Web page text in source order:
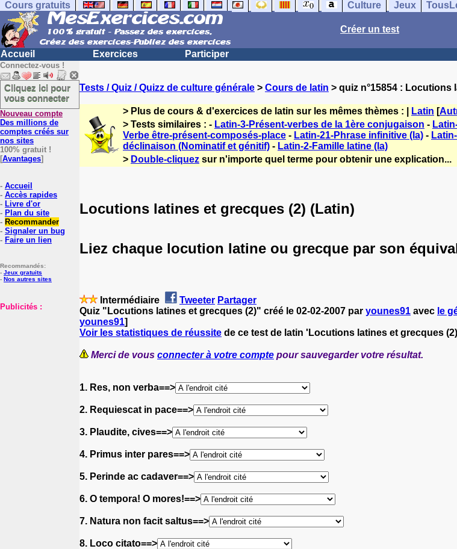
Cours gratuits Culture Jeux
Créer un test
Accueil Exercices Participer
Connectez-vous !
Cliquez ici pour
vous connecter
Nouveau compte
Des millions de
comptes créés sur
nos sites
100% gratuit !
[Avantages]
- Accueil
- Accès rapides
- Livre d'or
- Plan du site
- Recommander
- Signaler un bug
- Faire un lien
Recommandés:
- Jeux gratuits
- Nos autres sites
Publicités :
Tests / Quiz / Quizz de culture générale > Cours de latin > quiz n°15854 : Locutions
> Plus de cours & d'exercices de latin sur les mêmes thèmes : | Latin [
> Tests similaires : - Latin-3-Présent-verbes de la 1ère conjugaison -
Verbe être-présent-composés-place - Latin-21-Phrase infinitive (la) -
déclinaison (Nominatif et génitif) - Latin-2-Famille latine (la)
> Double-cliquez sur n'importe quel terme pour obtenir une explication...
Locutions latines et grecques (2) (Latin)
Liez chaque locution latine ou grecque par son
Intermédiaire Tweeter Partager
Quiz "Locutions latines et grecques (2)" créé le 02-02-2007 par younes91 avec le
younes91]
Voir les statistiques de réussite de ce test de latin 'Locutions latines et grecques
Merci de vous connecter à votre compte pour sauvegarder votre résultat.
1. Res, non verba==>
2. Requiescat in pace==>
3. Plaudite, cives==>
4. Primus inter pares==>
5. Perinde ac cadaver==>
6. O tempora! O mores!==>
7. Natura non facit saltus==>
8. Loco citato==>